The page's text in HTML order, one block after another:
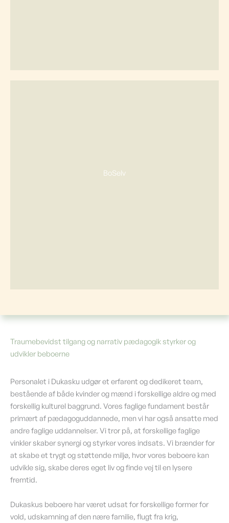
BoSelv
Traumebevidst tilgang og narrativ pædagogik styrker og
udvikler beboerne
Personalet i Dukasku udgør et erfarent og dedikeret team,
bestående af både kvinder og mænd i forskellige aldre og med
forskellig kulturel baggrund. Vores faglige fundament består
primært af pædagoguddannede, men vi har også ansatte med
andre faglige uddannelser. Vi tror på, at forskellige faglige
vinkler skaber synergi og styrker vores indsats. Vi brænder for
at skabe et trygt og støttende miljø, hvor vores beboere kan
udvikle sig, skabe deres eget liv og finde vej til en lysere
fremtid.
Dukaskus beboere har været udsat for forskellige former for
vold, udskamning af den nære familie, flugt fra krig,